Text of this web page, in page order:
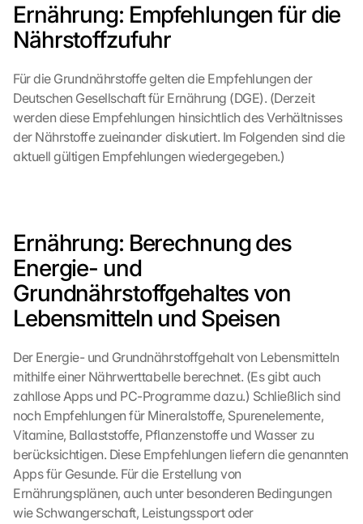
Ernährung: Empfehlungen für die
Nährstoffzufuhr
Für die Grundnährstoffe gelten die Empfehlungen der
Deutschen Gesellschaft für Ernährung (DGE). (Derzeit
werden diese Empfehlungen hinsichtlich des Verhältnisses
der Nährstoffe zueinander diskutiert. Im Folgenden sind die
aktuell gültigen Empfehlungen wiedergegeben.)
Ernährung: Berechnung des
Energie- und
Grundnährstoffgehaltes von
Lebensmitteln und Speisen
Der Energie- und Grundnährstoffgehalt von Lebensmitteln
mithilfe einer Nährwerttabelle berechnet. (Es gibt auch
zahllose Apps und PC-Programme dazu.) Schließlich sind
noch Empfehlungen für Mineralstoffe, Spurenelemente,
Vitamine, Ballaststoffe, Pflanzenstoffe und Wasser zu
berücksichtigen. Diese Empfehlungen liefern die genannten
Apps für Gesunde. Für die Erstellung von
Ernährungsplänen, auch unter besonderen Bedingungen
wie Schwangerschaft, Leistungssport oder
a
g
e
u
n
d
C
o
g
e
s
e
t
t
o
o
g
l
e
k